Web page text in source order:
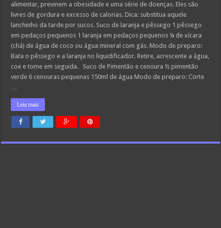
alimentar, previnem a obesidade e uma série de doenças. Eles são
livres de gordura e excesso de calorias. Dica: substitua aquele
lanchinho da tarde por sucos. Suco de laranja e pêssego 1 pêssego
em pedaços pequenos 1 laranja em pedaços pequenos ¼ de xícara
(chá) de água de coco ou água mineral com gás. Modo de preparo:
Bata o pêssego e a laranja no liquidificador. Retire, acrescente a água,
coe e tome em seguida. Suco de Pimentão e cenoura ½ pimentão
verde 6 cenouras pequenas 150ml de água Modo de preparo: Corte
…
Leia mais